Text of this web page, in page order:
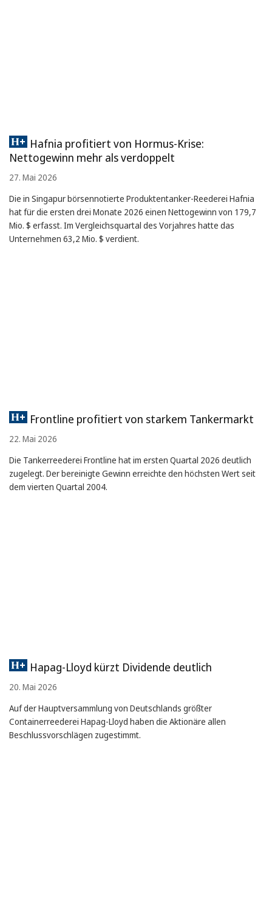
Hafnia profitiert von Hormus-Krise:
Nettogewinn mehr als verdoppelt
27. Mai 2026
Die in Singapur börsennotierte Produktentanker-Reederei Hafnia
hat für die ersten drei Monate 2026 einen Nettogewinn von 179,7
Mio. $ erfasst. Im Vergleichsquartal des Vorjahres hatte das
Unternehmen 63,2 Mio. $ verdient.
Frontline profitiert von starkem Tankermarkt
22. Mai 2026
Die Tankerreederei Frontline hat im ersten Quartal 2026 deutlich
zugelegt. Der bereinigte Gewinn erreichte den höchsten Wert seit
dem vierten Quartal 2004.
Hapag-Lloyd kürzt Dividende deutlich
20. Mai 2026
Auf der Hauptversammlung von Deutschlands größter
Containerreederei Hapag-Lloyd haben die Aktionäre allen
Beschlussvorschlägen zugestimmt.